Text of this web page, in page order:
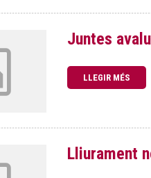
Juntes
LLEGIR MÉS
Lliurament